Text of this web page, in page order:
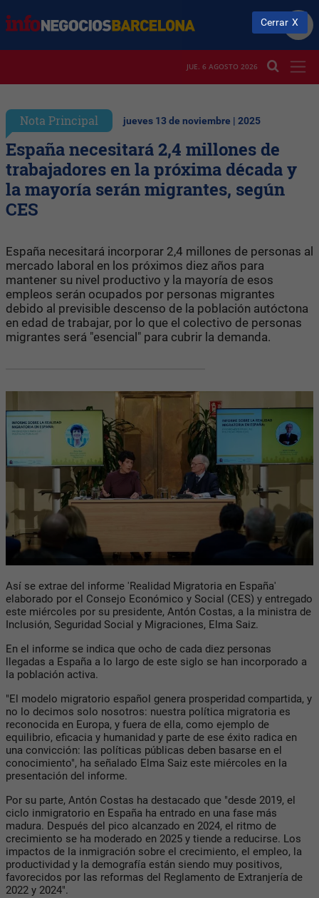
JUE. 6 AGOSTO 2026
Nota Principal jueves 13 de noviembre | 2025
España necesitará 2,4 millones de
trabajadores en la próxima década y
la mayoría serán migrantes, según
CES
España necesitará incorporar 2,4 millones de personas al
mercado laboral en los próximos diez años para
mantener su nivel productivo y la mayoría de esos
empleos serán ocupados por personas migrantes
debido al previsible descenso de la población autóctona
en edad de trabajar, por lo que el colectivo de personas
migrantes será "esencial" para cubrir la demanda.
Así se extrae del informe 'Realidad Migratoria en España'
elaborado por el Consejo Económico y Social (CES) y entregado
este miércoles por su presidente, Antón Costas, a la ministra de
Inclusión, Seguridad Social y Migraciones, Elma Saiz.
En el informe se indica que ocho de cada diez personas
llegadas a España a lo largo de este siglo se han incorporado a
la población activa.
"El modelo migratorio español genera prosperidad compartida, y
no lo decimos solo nosotros: nuestra política migratoria es
reconocida en Europa, y fuera de ella, como ejemplo de
equilibrio, eficacia y humanidad y parte de ese éxito radica en
una convicción: las políticas públicas deben basarse en el
conocimiento", ha señalado Elma Saiz este miércoles en la
presentación del informe.
Por su parte, Antón Costas ha destacado que "desde 2019, el
ciclo inmigratorio en España ha entrado en una fase más
madura. Después del pico alcanzado en 2024, el ritmo de
crecimiento se ha moderado en 2025 y tiende a reducirse. Los
impactos de la inmigración sobre el crecimiento, el empleo, la
productividad y la demografía están siendo muy positivos,
favorecidos por las reformas del Reglamento de Extranjería de
2022 y 2024".
Cerrar